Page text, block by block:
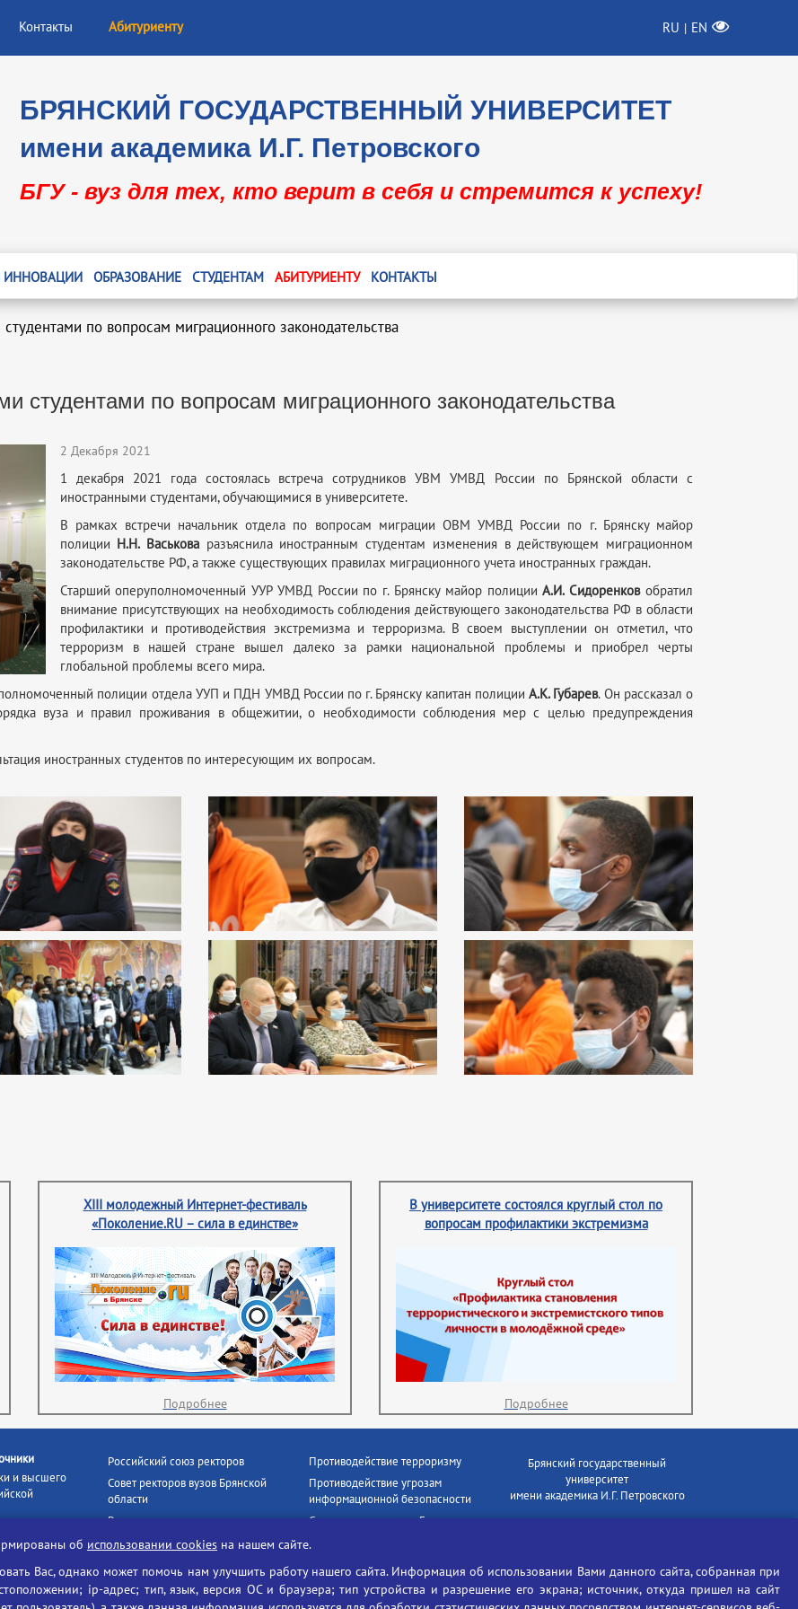
Контакты Абитуриенту RU | EN
БРЯНСКИЙ ГОСУДАРСТВЕННЫЙ УНИВЕРСИТЕТ
имени академика И.Г. Петровского
БГУ - вуз для тех, кто верит в себя и стремится к успеху!
ИННОВАЦИИ ОБРАЗОВАНИЕ СТУДЕНТАМ АБИТУРИЕНТУ КОНТАКТЫ
по вопросам миграционного законодательства
студентами по вопросам миграционного законодательства
2 Декабря 2021
1 декабря 2021 года состоялась встреча сотрудников УВМ УМВД России по Брянской области с
иностранными студентами, обучающимися в университете.
В рамках встречи начальник отдела по вопросам миграции ОВМ УМВД России по г. Брянску майор
полиции Н.Н. Васькова разъяснила иностранным студентам изменения в действующем миграционном
законодательстве РФ, а также существующих правилах миграционного учета иностранных граждан.
Старший оперуполномоченный УУР УМВД России по г. Брянску майор полицииА.И. Сидоренковобратил
внимание присутствующих на необходимость соблюдения действующего законодательства РФ в области
профилактики и противодействия экстремизма и терроризма. В своем выступлении он отметил, что
терроризм в нашей стране вышел далеко за рамки национальной проблемы и приобрел черты
глобальной проблемы всего мира.
полиции отдела УУП и ПДН УМВД России по г. Брянску капитан полицииА.К. Губарев. Он рассказал о
вуза и правил проживания в общежитии, о необходимости соблюдения мер с целью предупреждения
иностранных студентов по интересующим их вопросам.
XIII молодежный Интернет-фестиваль
«Поколение.RU – сила в единстве»
Подробнее
В университете состоялся круглый стол по
вопросам профилактики экстремизма
Подробнее
и высшего
Российский союз ректоров
Совет ректоров вузов Брянской
области
Росстудцентр
Наши партнёры
Портал «Русский язык»
Противодействие терроризму
Противодействие угрозам
информационной безопасности
Социальные ролики - Генеральная
БГУ против наркотиков
Брянский государственный
университет
имени академика И.Г. Петровского
Телефон: +7(4832)58-90-85
об использовании cookies на нашем сайте.
Вас, однако может помочь нам улучшить работу нашего сайта. Информация об использовании Вами данного сайта, собранная при
ip-адрес; тип, язык, версия ОС и браузера; тип устройства и разрешение его экрана; источник, откуда пришел на сайт